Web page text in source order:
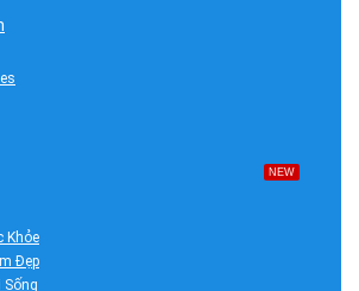
NEW
Khỏe
Đẹp
Sống